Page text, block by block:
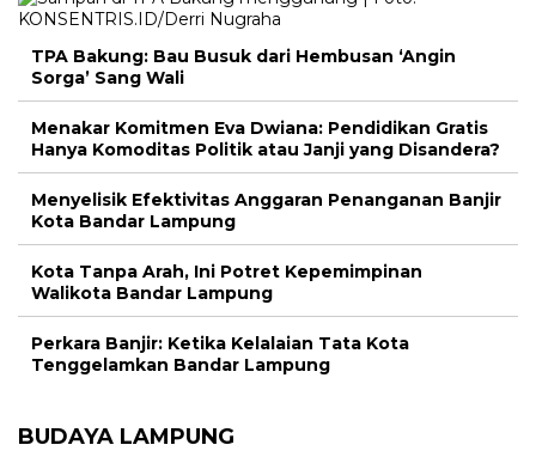
TPA Bakung: Bau Busuk dari Hembusan ‘Angin
Sorga’ Sang Wali
Menakar Komitmen Eva Dwiana: Pendidikan Gratis
Hanya Komoditas Politik atau Janji yang Disandera?
Menyelisik Efektivitas Anggaran Penanganan Banjir
Kota Bandar Lampung
Kota Tanpa Arah, Ini Potret Kepemimpinan
Walikota Bandar Lampung
Perkara Banjir: Ketika Kelalaian Tata Kota
Tenggelamkan Bandar Lampung
BUDAYA LAMPUNG